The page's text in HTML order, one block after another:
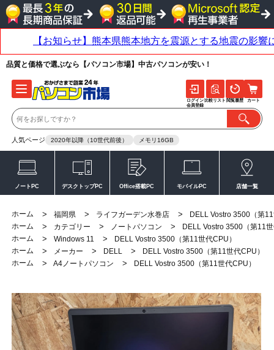
品質と価格で選ぶなら【パソコン市場】中古パソコンが安い！
人気ページ 2020年以降（10世代前後） メモリ16GB
ログイン
会員登録
比較リスト 閲覧履歴 カート
ノートPC デスクトップPC Office搭載PC モバイルPC 店舗一覧
ホーム > 福岡県 > ライフガーデン水巻店 >
DELL Vostro 3500（第
ホーム
> カテゴリー > ノートパソコン >
DELL Vostro 3500（第11
ホーム
> Windows 11 >
DELL Vostro 3500（第11世代CPU）
ホーム
> メーカー > DELL >
DELL Vostro 3500（第11世代CPU）
ホーム
> A4ノートパソコン > DELL Vostro 3500（第11世代CPU）